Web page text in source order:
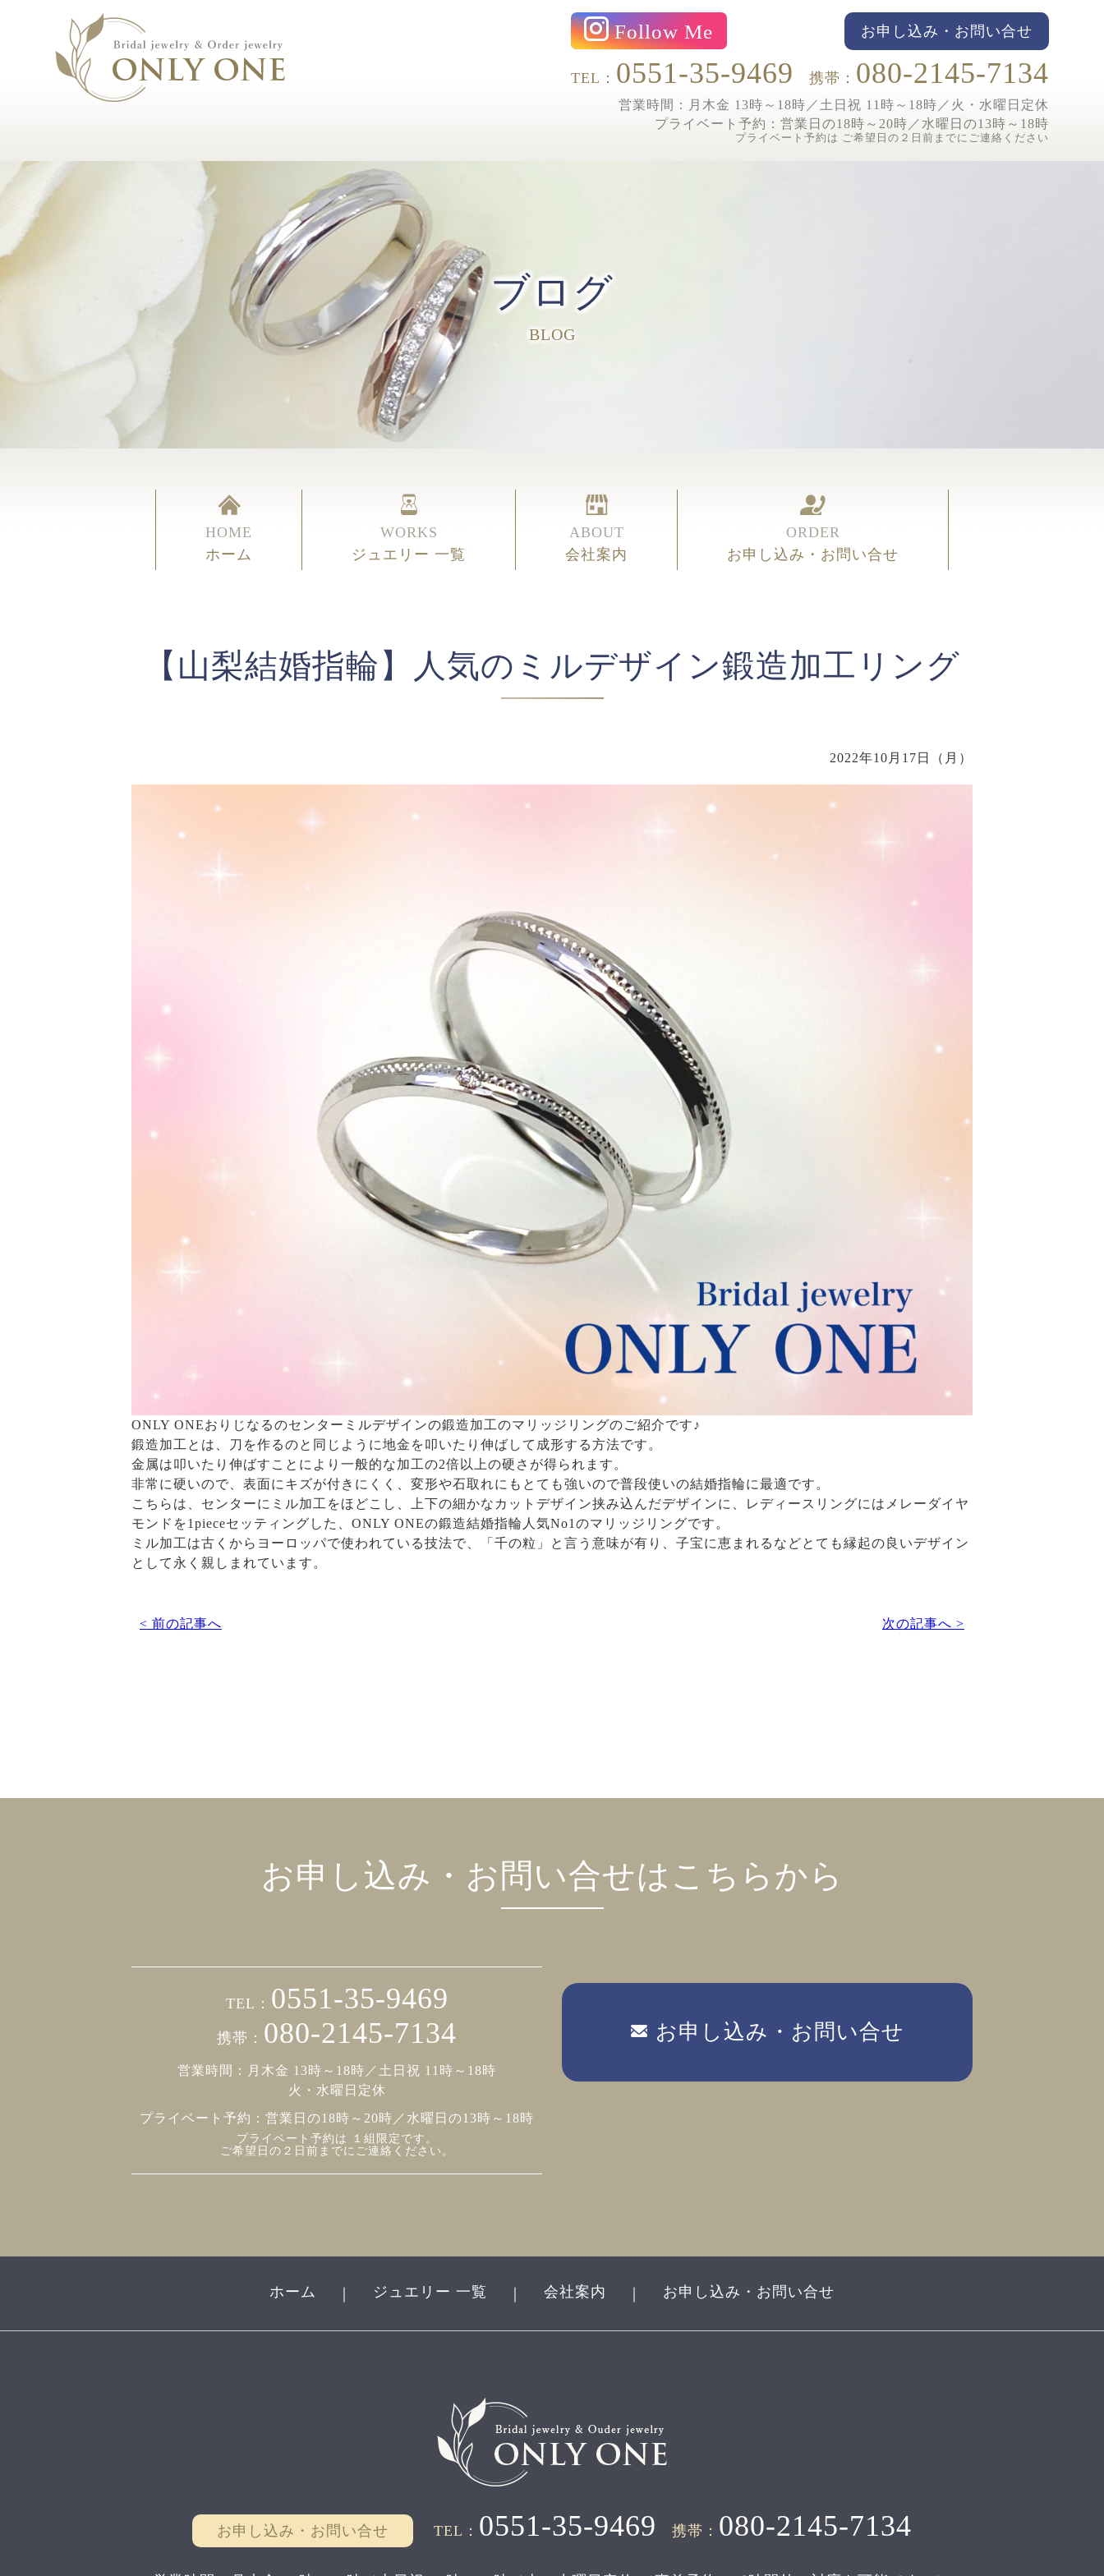
Follow Me お申し込み・お問い合せ
TEL： 0551-35-9469 携帯： 080-2145-7134
営業時間：月木金 13時～18時／土日祝 11時～18時／ 火・水曜日定休
プライベート予約： 営業日の18時～20時／水曜日の13時～18時
プライベート予約は ご希望日の２日前までにご連絡ください
ブログ
BLOG
HOME
ホーム
WORKS
ジュエリー 一覧
ABOUT
会社案内
ORDER
お申し込み・お問い合せ
【山梨結婚指輪】人気のミルデザイン鍛造加工リング
2022年10月17日（月）
ONLY ONEおりじなるのセンターミルデザインの鍛造加工のマリッジリングのご紹介です♪
鍛造加工とは、刀を作るのと同じように地金を叩いたり伸ばして成形する方法です。
金属は叩いたり伸ばすことにより一般的な加工の2倍以上の硬さが得られます。
非常に硬いので、表面にキズが付きにくく、変形や石取れにもとても強いので普段使いの結婚指輪に最適です。
こちらは、センターにミル加工をほどこし、上下の細かなカットデザイン挟み込んだデザインに、レディースリングにはメレーダイヤ
モンドを1pieceセッティングした、ONLY ONEの鍛造結婚指輪人気No1のマリッジリングです。
ミル加工は古くからヨーロッパで使われている技法で、「千の粒」と言う意味が有り、子宝に恵まれるなどとても縁起の良いデザイン
として永く親しまれています。
< 前の記事へ 次の記事へ >
お申し込み・お問い合せはこちらから
TEL： 0551-35-9469
携帯： 080-2145-7134
営業時間：月木金 13時～18時／土日祝 11時～18時
火・水曜日定休
プライベート予約： 営業日の18時～20時／水曜日の13時～18時
プライベート予約は １組限定です。
ご希望日の２日前までにご連絡ください。
お申し込み・お問い合せ
ホーム ジュエリー 一覧 会社案内 お申し込み・お問い合せ
お申し込み・お問い合せ TEL： 0551-35-9469 携帯： 080-2145-7134